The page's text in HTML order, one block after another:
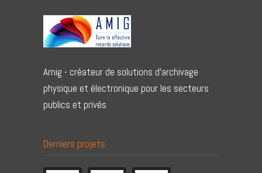
Amig - créateur de solutions d'archivage
physique et électronique pour les secteurs
publics et privés
Derniers projets